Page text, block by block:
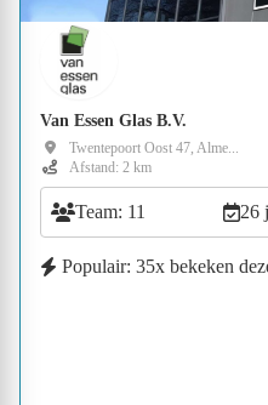
Van Essen Glas B.V.
Twentepoort Oost 47, Alme...
Afstand: 2 km
Team: 11 26
Populair: 35x bekeken